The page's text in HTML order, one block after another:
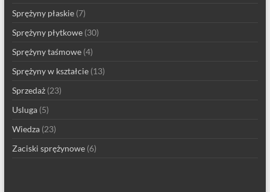
Sprężyny płaskie(7)
Sprężyny płytkowe(30)
Sprężyny taśmowe(4)
Sprężyny w kształcie(13)
Sprzedaż(23)
Usluga(5)
Wiedza(23)
Zaciski sprężynowe(6)